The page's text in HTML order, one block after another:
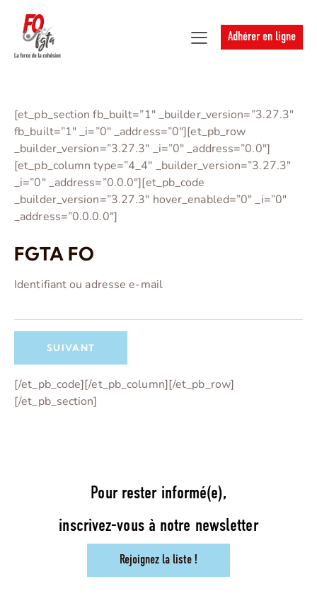
Adhérer en ligne
[et_pb_section fb_built=”1″ _builder_version=”3.27.3″
fb_built=”1″ _i=”0″ _address=”0″][et_pb_row
_builder_version=”3.27.3″ _i=”0″ _address=”0.0″]
[et_pb_column type=”4_4″ _builder_version=”3.27.3″
_i=”0″ _address=”0.0.0″][et_pb_code
_builder_version=”3.27.3″ hover_enabled=”0″ _i=”0″
_address=”0.0.0.0″]
FGTA FO
Identifiant ou adresse e-mail
[/et_pb_code][/et_pb_column][/et_pb_row]
[/et_pb_section]
Pour rester informé(e),
inscrivez-vous à notre newsletter
Rejoignez la liste !